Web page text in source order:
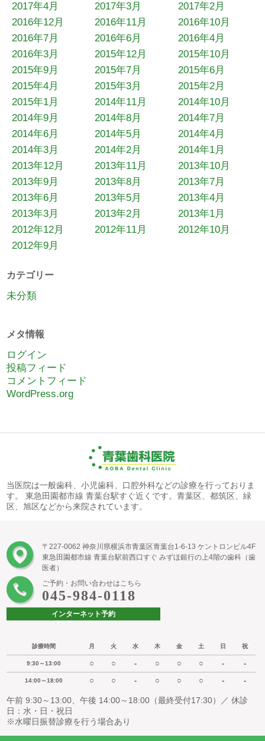
2017年4月
2017年3月
2017年2月
2016年12月
2016年11月
2016年10月
2016年7月
2016年6月
2016年4月
2016年3月
2015年12月
2015年10月
2015年9月
2015年7月
2015年6月
2015年4月
2015年3月
2015年2月
2015年1月
2014年11月
2014年10月
2014年9月
2014年8月
2014年7月
2014年6月
2014年5月
2014年4月
2014年3月
2014年2月
2014年1月
2013年12月
2013年11月
2013年10月
2013年9月
2013年8月
2013年7月
2013年6月
2013年5月
2013年4月
2013年3月
2013年2月
2013年1月
2012年12月
2012年11月
2012年10月
2012年9月
カテゴリー
未分類
メタ情報
ログイン
投稿フィード
コメントフィード
WordPress.org
当医院は一般歯科、小児歯科、口腔外科などの診療を行っておりま
す。 東急田園都市線 青葉台駅すぐ近くです。青葉区、都筑区、緑
区、旭区などから来院されています。
〒227-0062 神奈川県横浜市青葉区青葉台1-6-13 ケントロンビル4F
東急田園都市線 青葉台駅前西口すぐ みずほ銀行の上4階の歯科（歯
医者）
ご予約・お問い合わせはこちら
045-984-0118
インターネット予約
診療時間 月 火 水 木 金 土 日 祝
9:30～13:00 ○ ○ - ○ ○ ○ - -
14:00～18:00 ○ ○ - ○ ○ ○ - -
午前 9:30～13:00、午後 14:00～18:00（最終受付17:30）／ 休診
日：水・日・祝日
※水曜日振替診療を行う場合あり